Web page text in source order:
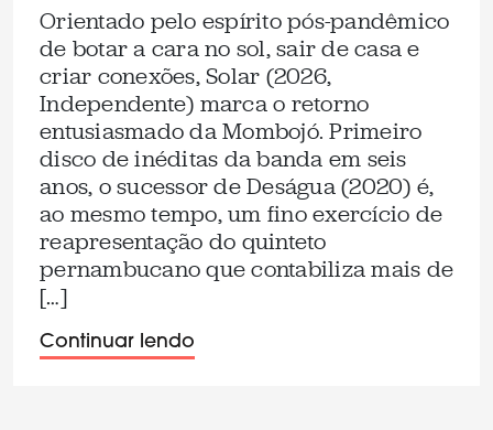
Orientado pelo espírito pós-pandêmico
de botar a cara no sol, sair de casa e
criar conexões, Solar (2026,
Independente) marca o retorno
entusiasmado da Mombojó. Primeiro
disco de inéditas da banda em seis
anos, o sucessor de Deságua (2020) é,
ao mesmo tempo, um fino exercício de
reapresentação do quinteto
pernambucano que contabiliza mais de
[…]
Continuar lendo